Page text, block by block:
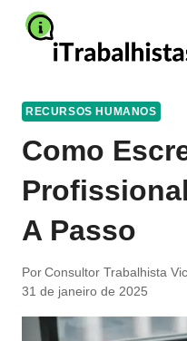
Pular
para
RECURSOS HUMANOS
Como
A Passo
Por Consultor Trabalhista
31 de janeiro de 2025